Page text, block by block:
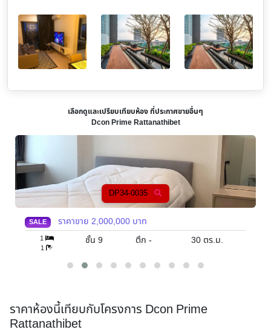
เลือกดูและเปรียบเทียบห้อง ที่ประกาศขายอื่นๆ
Dcon Prime Rattanathibet
DP34-0018
SALE ราคาขาย2,500,000
ชั้น 31 30
ราคาห้องนี้เทียบกับโครงการ Dcon Prime
Rattanathibet